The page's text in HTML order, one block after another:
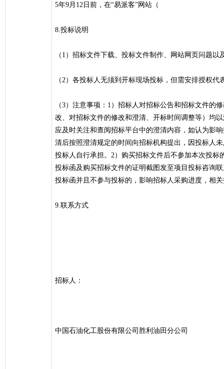
5年9月12日前，在“易派客”网站（
8.投标说明
（1）招标文件下载、投标文件制作、网站网页问题以
（2）各投标人无须到开标现场投标，但需安排授权
（3）注意事项：1）招标人对招标公告和招标文件的
改、对招标文件的修改和澄清、开标时间调整等）均
应及时关注和查阅招标平台中的澄清内容，如认为影
清后按照澄清规定的时间向招标机构提出，因投标人
投标人自行承担。2）购买招标文件后不参加本次投标
投标函及购买招标文件的证明截图发至项目投标咨询
投标函并且不参与投标的，影响招标人采购进度，相
9.联系方式
招标人：
中国石油化工股份有限公司胜利油田分公司